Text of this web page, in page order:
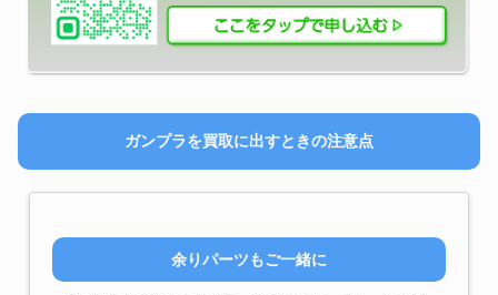
ガンプラを買取に出すときの注意点
余りパーツもご一緒に